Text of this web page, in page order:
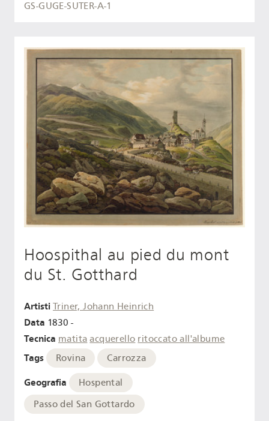
GS-GUGE-SUTER-A-1
Hoospithal au pied du mont
du St. Gotthard
Artisti Triner, Johann Heinrich
Data 1830 -
Tecnica matita acquerello ritoccato all'albume
Tags Rovina Carrozza
Geografia
Hospental
Passo del San Gottardo